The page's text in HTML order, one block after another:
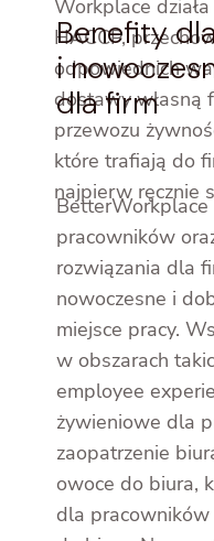
Workplace
HACCP,
odpowiednich
dostawy własną
przewozu
które trafiają do
najpierw ręcznie
Benefity
i
dla firm
pracowników
rozwiązania dla
nowoczesne i
miejsce pracy.
w obszarach
employee
żywieniowe dla
zaopatrzenie
owoce do biura,
dla pracowników